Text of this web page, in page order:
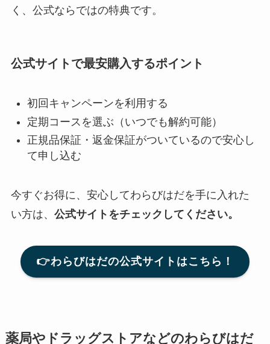
く、公式ならではの特典です。
公式サイトで最安購入するポイント
初回キャンペーンを利用する
定期コースを選ぶ（いつでも解約可能）
正規品保証・返金保証がついているので安心し
て申し込む
今すぐお得に、安心してわらびはだを手に入れた
い方は、 公式サイトをチェックしてください。
👉わらびはだの公式サイトはこちら！
薬局やドラッグストアなどのわらびはだ